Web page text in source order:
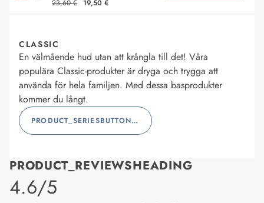
23,60 € 19,50 €
CLASSIC
En välmående hud utan att krångla till det! Våra
populära Classic-produkter är dryga och trygga att
använda för hela familjen. Med dessa basprodukter
kommer du långt.
PRODUCT_SERIESBUTTONLABEL
PRODUCT_REVIEWSHEADING
product_rating
4.6/5